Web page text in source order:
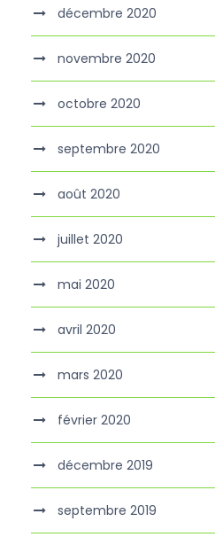
décembre 2020
novembre 2020
octobre 2020
septembre 2020
août 2020
juillet 2020
mai 2020
avril 2020
mars 2020
février 2020
décembre 2019
septembre 2019